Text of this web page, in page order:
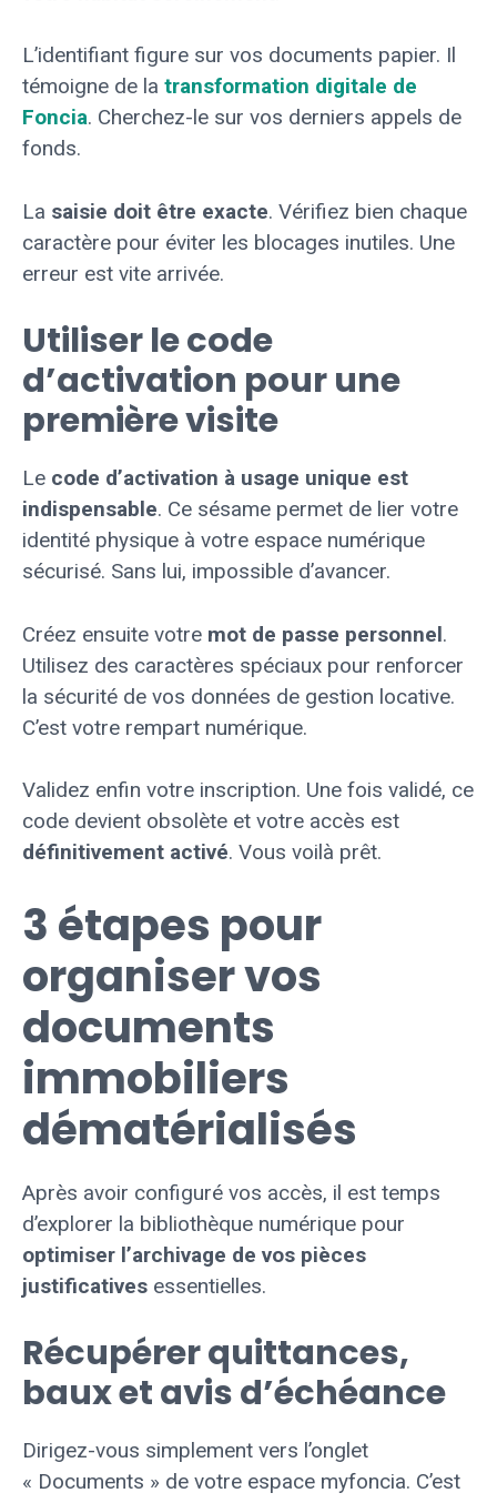
L’identifiant figure sur vos documents papier. Il
témoigne de la transformation digitale de
Foncia. Cherchez-le sur vos derniers appels de
fonds.
La saisie doit être exacte. Vérifiez bien chaque
caractère pour éviter les blocages inutiles. Une
erreur est vite arrivée.
Utiliser le code
d’activation pour une
première visite
Le code d’activation à usage unique est
indispensable. Ce sésame permet de lier votre
identité physique à votre espace numérique
sécurisé. Sans lui, impossible d’avancer.
Créez ensuite votre mot de passe personnel.
Utilisez des caractères spéciaux pour renforcer
la sécurité de vos données de gestion locative.
C’est votre rempart numérique.
Validez enfin votre inscription. Une fois validé, ce
code devient obsolète et votre accès est
définitivement activé. Vous voilà prêt.
3 étapes pour
organiser vos
documents
immobiliers
dématérialisés
Après avoir configuré vos accès, il est temps
d’explorer la bibliothèque numérique pour
optimiser l’archivage de vos pièces
justificatives essentielles.
Récupérer quittances,
baux et avis d’échéance
Dirigez-vous simplement vers l’onglet
« Documents » de votre espace myfoncia. C’est